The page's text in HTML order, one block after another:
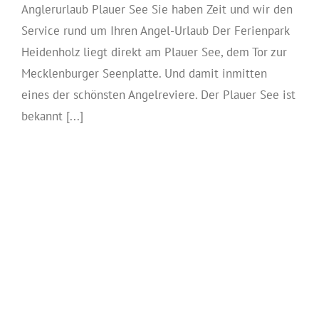
Anglerurlaub Plauer See Sie haben Zeit und wir den
Service rund um Ihren Angel-Urlaub Der Ferienpark
Heidenholz liegt direkt am Plauer See, dem Tor zur
Mecklenburger Seenplatte. Und damit inmitten
eines der schönsten Angelreviere. Der Plauer See ist
bekannt [...]